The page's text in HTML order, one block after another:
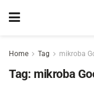
Home Tag mikroba
Tag: mikroba